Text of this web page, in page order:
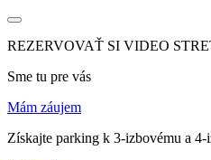
REZERVOVAŤ SI VIDEO
Sme tu pre vás
Mám záujem
Získajte parking k 3-izbovému a 4-